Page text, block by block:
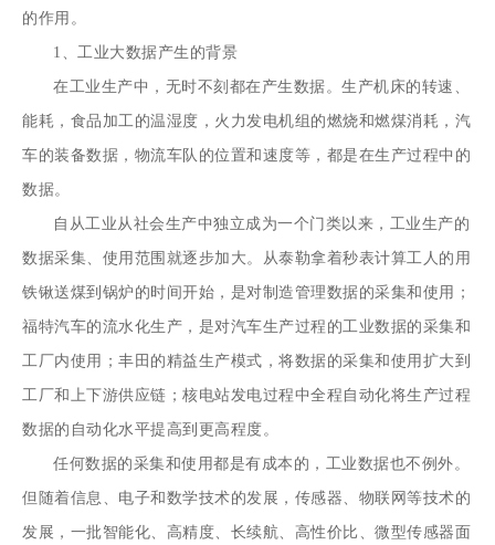
的作用。
1、工业大数据产生的背景
在工业生产中，无时不刻都在产生数据。生产机床的转速、
能耗，食品加工的温湿度，火力发电机组的燃烧和燃煤消耗，汽
车的装备数据，物流车队的位置和速度等，都是在生产过程中的
数据。
自从工业从社会生产中独立成为一个门类以来，工业生产的
数据采集、使用范围就逐步加大。从泰勒拿着秒表计算工人的用
铁锹送煤到锅炉的时间开始，是对制造管理数据的采集和使用；
福特汽车的流水化生产，是对汽车生产过程的工业数据的采集和
工厂内使用；丰田的精益生产模式，将数据的采集和使用扩大到
工厂和上下游供应链；核电站发电过程中全程自动化将生产过程
数据的自动化水平提高到更高程度。
任何数据的采集和使用都是有成本的，工业数据也不例外。
但随着信息、电子和数学技术的发展，传感器、物联网等技术的
发展，一批智能化、高精度、长续航、高性价比、微型传感器面